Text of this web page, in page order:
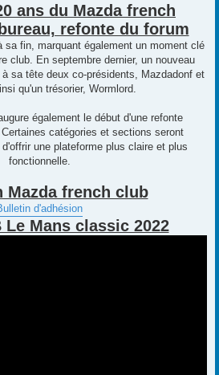
ans du Mazda french
refonte du forum
sa fin, marquant également un moment clé
club. En septembre dernier, un nouveau
sa tête deux co-présidents, Mazdadonf et
qu'un trésorier, Wormlord.
également le début d'une refonte
catégories et sections seront
une plateforme plus claire et plus
fonctionnelle.
Mazda french club
d'adhésion
Le Mans classic 2022